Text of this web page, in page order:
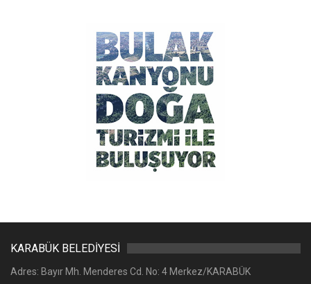
KARABÜK BELEDİYESİ
Adres: Bayır Mh. Menderes Cd. No: 4 Merkez/KARABÜK